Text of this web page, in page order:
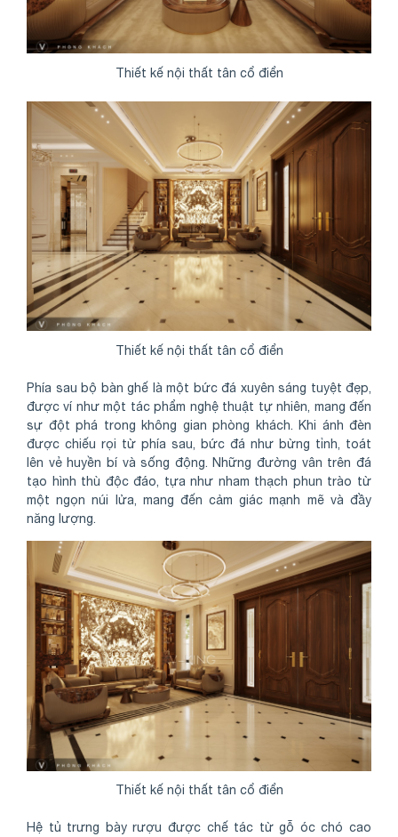
Thiết kế nội thất tân cổ điển
Thiết kế nội thất tân cổ điển
Phía sau bộ bàn ghế là một bức đá xuyên sáng tuyệt đẹp,
được ví như một tác phẩm nghệ thuật tự nhiên, mang đến
sự đột phá trong không gian phòng khách. Khi ánh đèn
được chiếu rọi từ phía sau, bức đá như bừng tỉnh, toát
lên vẻ huyền bí và sống động. Những đường vân trên đá
tạo hình thù độc đáo, tựa như nham thạch phun trào từ
một ngọn núi lửa, mang đến cảm giác mạnh mẽ và đầy
năng lượng.
Thiết kế nội thất tân cổ điển
Hệ tủ trưng bày rượu được chế tác từ gỗ óc chó cao